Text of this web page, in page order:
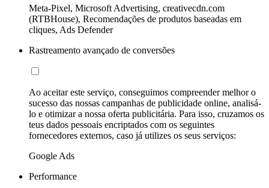
Meta-Pixel, Microsoft Advertising, creativecdn.com
(RTBHouse), Recomendações de produtos baseadas em
cliques, Ads Defender
Rastreamento avançado de conversões
Ao aceitar este serviço, conseguimos compreender melhor o
sucesso das nossas campanhas de publicidade online, analisá-
lo e otimizar a nossa oferta publicitária. Para isso, cruzamos os
teus dados pessoais encriptados com os seguintes
fornecedores externos, caso já utilizes os seus serviços:
Google Ads
Performance